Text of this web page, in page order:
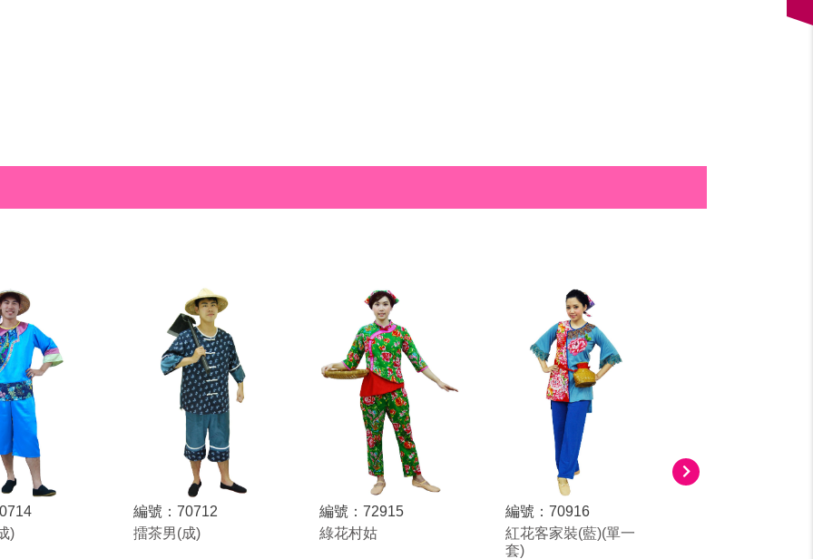
)
編號：70712
擂茶男(成)
編號：72915
綠花村姑
編號：70916
紅花客家裝(藍)(單一
套)